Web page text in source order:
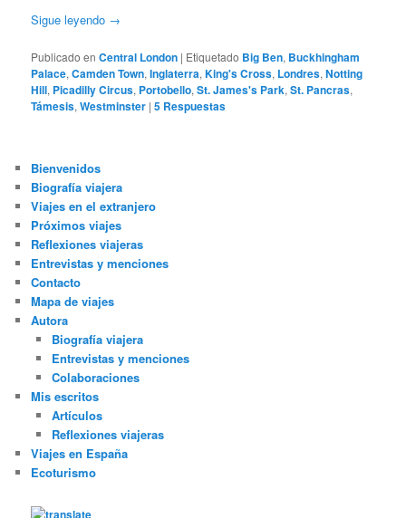
Sigue leyendo →
Publicado en Central London | Etiquetado Big Ben, Buckhingham
Palace,Camden Town,Inglaterra,King's Cross, Londres,Notting
Hill, Picadilly Circus, Portobello,St. James's Park,St. Pancras,
Támesis,Westminster |5 Respuestas
Bienvenidos
Biografía viajera
Viajes en el extranjero
Próximos viajes
Reflexiones viajeras
Entrevistas y menciones
Contacto
Mapa de viajes
Autora
Biografía viajera
Entrevistas y menciones
Colaboraciones
Mis escritos
Artículos
Reflexiones viajeras
Viajes en España
Ecoturismo